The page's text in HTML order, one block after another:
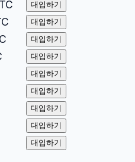
대입하기
대입하기
대입하기
대입하기
대입하기
대입하기
대입하기
대입하기
대입하기